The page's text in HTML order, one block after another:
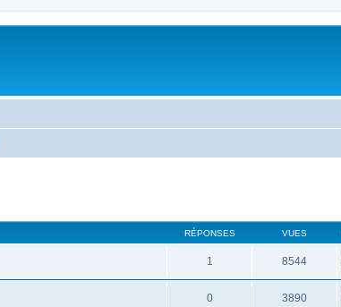
RÉPONSES VUES
1 8544
0 3890